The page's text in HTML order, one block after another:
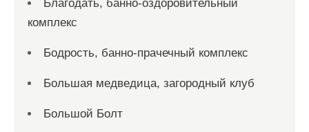
Благодать, банно-оздоровительный
комплекс
Бодрость, банно-прачечный комплекс
Большая медведица, загородный клуб
Большой Болт